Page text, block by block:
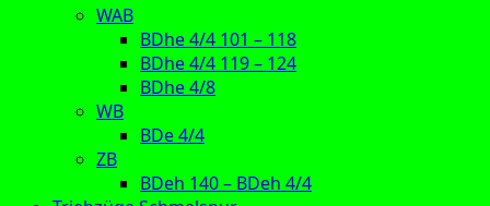
WAB
BDhe 4/4 101 – 118
BDhe 4/4 119 – 124
BDhe 4/8
WB
BDe 4/4
ZB
BDeh 140 – BDeh 4/4